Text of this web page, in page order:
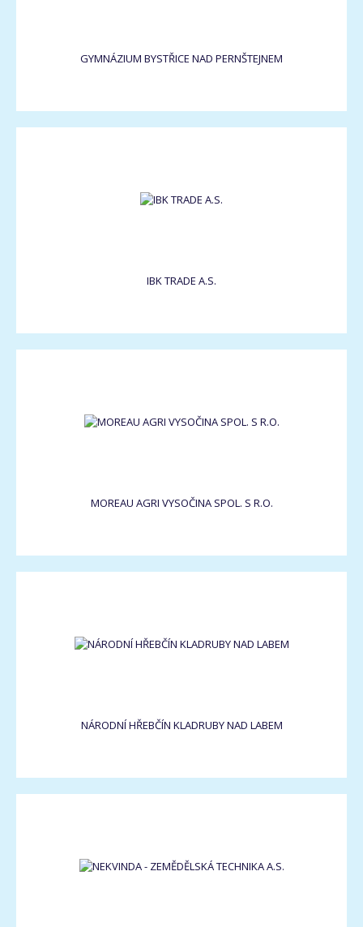
GYMNÁZIUM BYSTŘICE NAD PERNŠTEJNEM
IBK TRADE A.S.
MOREAU AGRI VYSOČINA SPOL. S R.O.
NÁRODNÍ HŘEBČÍN KLADRUBY NAD LABEM